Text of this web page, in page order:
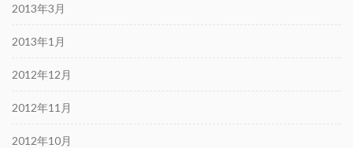
2013年3月
2013年1月
2012年12月
2012年11月
2012年10月